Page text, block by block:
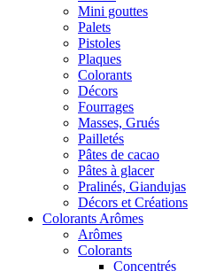
Mini gouttes
Palets
Pistoles
Plaques
Colorants
Décors
Fourrages
Masses, Grués
Pailletés
Pâtes de cacao
Pâtes à glacer
Pralinés, Giandujas
Décors et Créations
Colorants Arômes
Arômes
Colorants
Concentrés